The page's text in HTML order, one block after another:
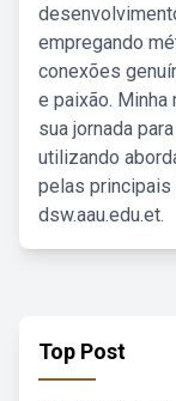
empregando
conexões
e paixão.
sua jornada
utilizando
pelas
dsw.aau.edu.et.
Top Post